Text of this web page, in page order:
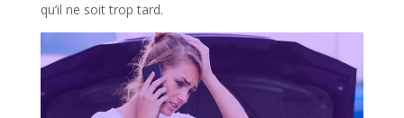
qu’il ne soit trop tard.